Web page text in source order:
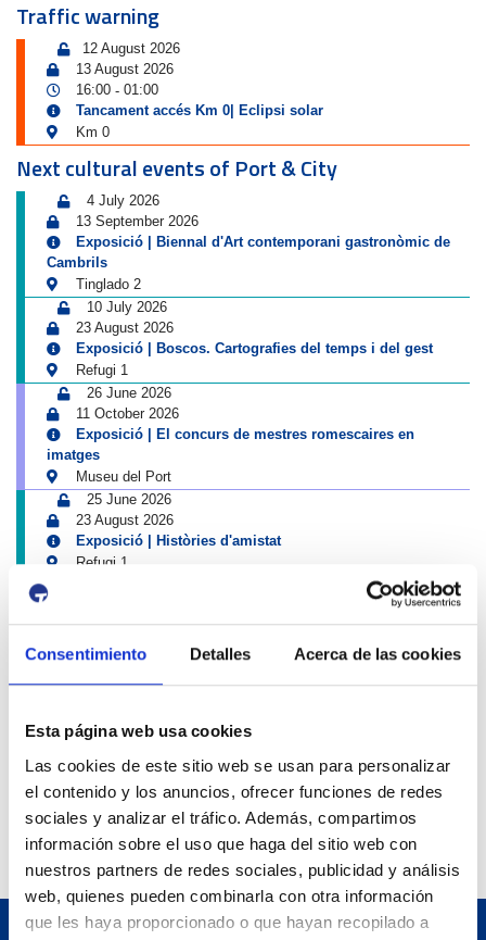
Consentimiento Detalles Acerca de las cookies
Esta página web usa cookies
Las cookies de este sitio web se usan para personalizar
el contenido y los anuncios, ofrecer funciones de redes
sociales y analizar el tráfico. Además, compartimos
información sobre el uso que haga del sitio web con
nuestros partners de redes sociales, publicidad y análisis
web, quienes pueden combinarla con otra información
que les haya proporcionado o que hayan recopilado a
Traffic warning
12 August 2026
13 August 2026
16:00 - 01:00
Tancament accés Km 0| Eclipsi solar
Km 0
Next cultural events of Port & City
4 July 2026
13 September 2026
Exposició | Biennal d'Art contemporani gastronòmic de
Cambrils
Tinglado 2
10 July 2026
23 August 2026
Exposició | Boscos. Cartografies del temps i del gest
Refugi 1
26 June 2026
11 October 2026
Exposició | El concurs de mestres romescaires en
imatges
Museu del Port
25 June 2026
23 August 2026
Exposició | Històries d'amistat
Refugi 1
Exposició | La peça blava, Sextant
Museu del Port
Refugi 1
7 July 2026
Inscripcions a PortAutors/es 2026
El Teatret